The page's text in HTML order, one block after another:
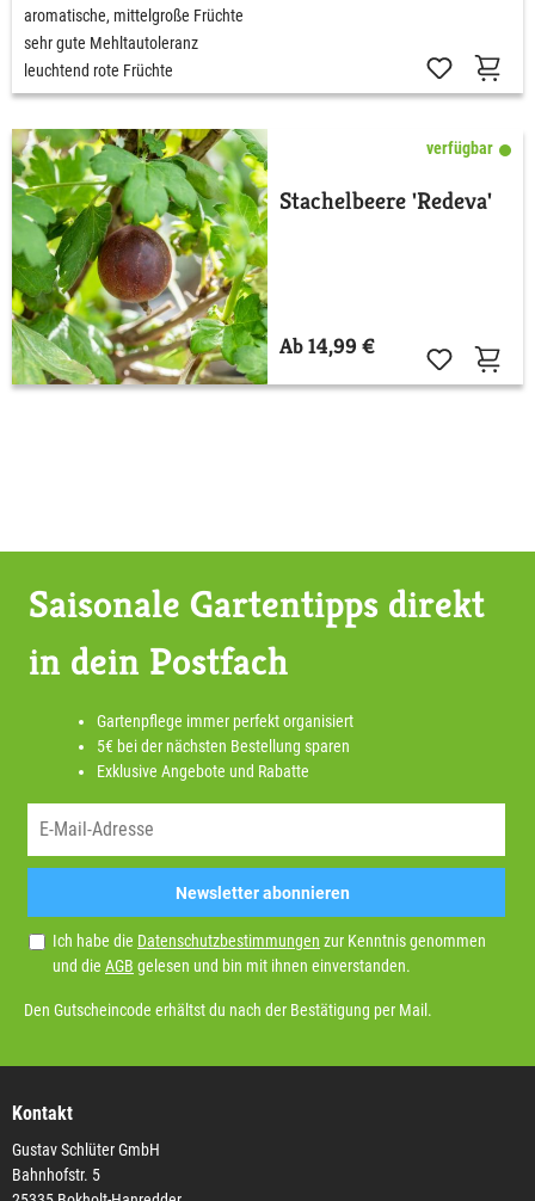
aromatische, mittelgroße Früchte
sehr gute Mehltautoleranz
leuchtend rote Früchte
verfügbar
Stachelbeere 'Redeva'
Ab 14,99 €
Saisonale Gartentipps direkt
in dein Postfach
Gartenpflege immer perfekt organisiert
5€ bei der nächsten Bestellung sparen
Exklusive Angebote und Rabatte
Newsletter abonnieren
Ich habe die Datenschutzbestimmungen zur Kenntnis genommen
und die AGB gelesen und bin mit ihnen einverstanden.
Den Gutscheincode erhältst du nach der Bestätigung per Mail.
Kontakt
Gustav Schlüter GmbH
Bahnhofstr. 5